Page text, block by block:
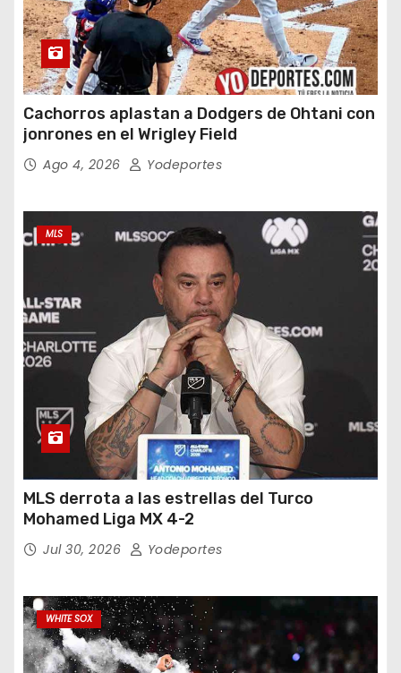
Cachorros aplastan a Dodgers de Ohtani con
jonrones en el Wrigley Field
Ago 4, 2026 Yodeportes
MLS
MLS derrota a las estrellas del Turco
Mohamed Liga MX 4-2
Jul 30, 2026 Yodeportes
WHITE SOX